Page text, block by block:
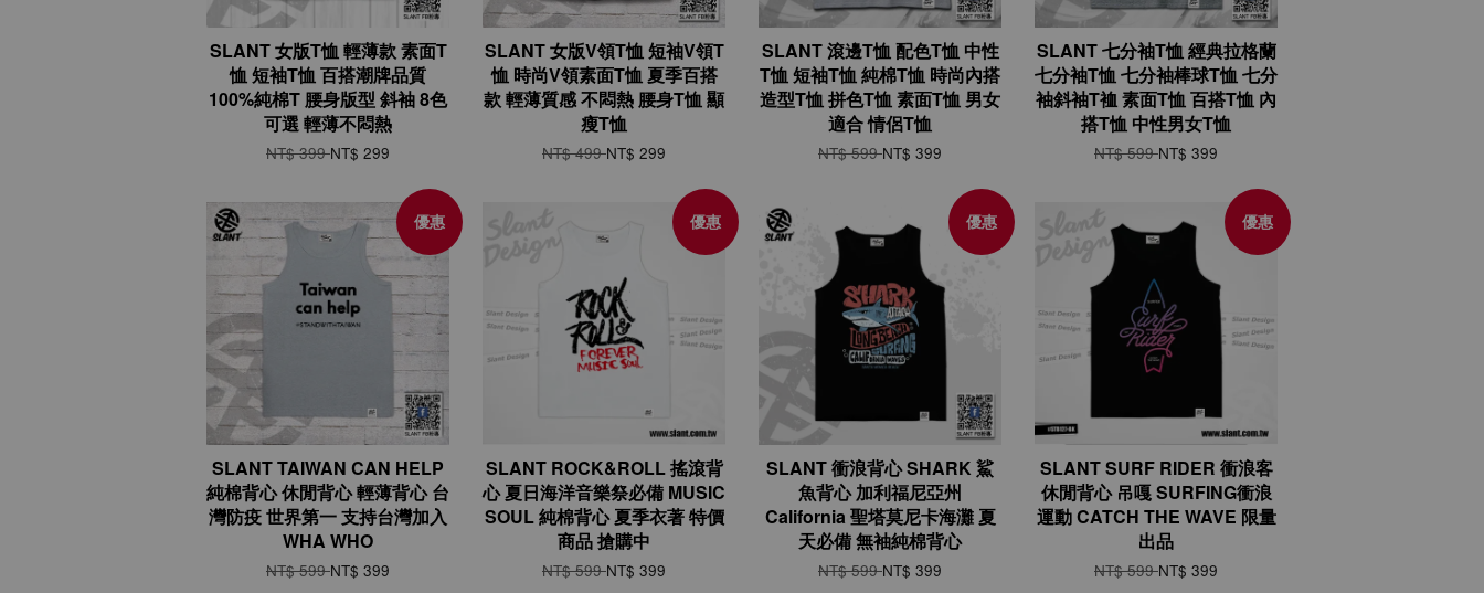
SLANT 女版T恤 輕薄款 素面T
恤 短袖T恤 百搭潮牌品質
100%純棉T 腰身版型 斜袖 8色
可選 輕薄不悶熱
NT$ 399NT$ 299
SLANT 女版V領T恤 短袖V領T
恤 時尚V領素面T恤 夏季百搭
款 輕薄質感 不悶熱 腰身T恤 顯
瘦T恤
NT$ 499NT$ 299
SLANT 滾邊T恤 配色T恤 中性
T恤 短袖T恤 純棉T恤 時尚內搭
造型T恤 拼色T恤 素面T恤 男女
適合 情侶T恤
NT$ 599NT$ 399
SLANT 七分袖T恤 經典拉格蘭
七分袖T恤 七分袖棒球T恤 七分
袖斜袖T裇 素面T恤 百搭T恤 內
搭T恤 中性男女T恤
NT$ 599NT$ 399
優惠
SLANT TAIWAN CAN HELP
純棉背心 休閒背心 輕薄背心 台
灣防疫 世界第一 支持台灣加入
WHA WHO
NT$ 599NT$ 399
優惠
SLANT ROCK&ROLL 搖滾背
心 夏日海洋音樂祭必備 MUSIC
SOUL 純棉背心 夏季衣著 特價
商品 搶購中
NT$ 599NT$ 399
優惠
SLANT 衝浪背心 SHARK 鯊
魚背心 加利福尼亞州
California 聖塔莫尼卡海灘 夏
天必備 無袖純棉背心
NT$ 599NT$ 399
優惠
SLANT SURF RIDER 衝浪客
休閒背心 吊嘎 SURFING衝浪
運動 CATCH THE WAVE 限量
出品
NT$ 599NT$ 399